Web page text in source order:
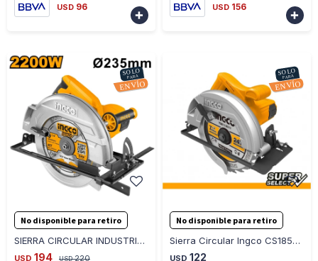
USD 96

USD 156

No disponible para retiro
SIERRA CIRCULAR INDUSTRIAL INGCO CS23522 2200W 235MM
USD 194 USD 220
No disponible para retiro
Sierra Circular Ingco CS18538 7 1/4 1400W Super Select
USD 122